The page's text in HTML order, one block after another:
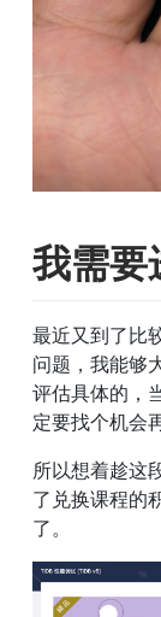
我需要
最近又到了比
问题，我能够
评估具体的，
定要找个机会
所以想着趁这
了兑换课程的
了。